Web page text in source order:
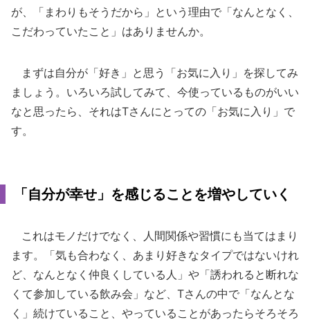
が、「まわりもそうだから」という理由で「なんとなく、
こだわっていたこと」はありませんか。
まずは自分が「好き」と思う「お気に入り」を探してみ
ましょう。いろいろ試してみて、今使っているものがいい
なと思ったら、それはTさんにとっての「お気に入り」で
す。
「自分が幸せ」を感じることを増やしていく
これはモノだけでなく、人間関係や習慣にも当てはまり
ます。「気も合わなく、あまり好きなタイプではないけれ
ど、なんとなく仲良くしている人」や「誘われると断れな
くて参加している飲み会」など、Tさんの中で「なんとな
く」続けていること、やっていることがあったらそろそろ